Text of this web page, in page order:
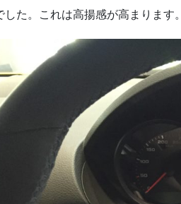
した。これは高揚感が高まります。